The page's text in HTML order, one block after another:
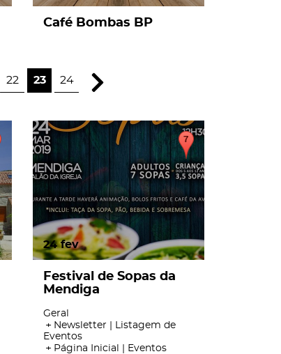
Café Bombas BP
22 23 24
24 fev
Festival de Sopas da
Mendiga
Geral
Newsletter | Listagem de
Eventos
Página Inicial | Eventos